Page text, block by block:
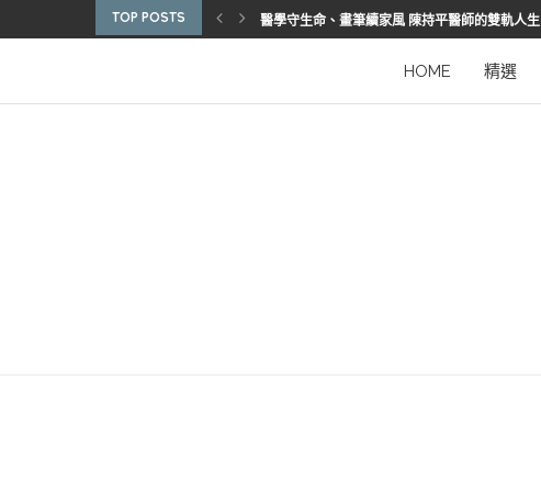
TOP POSTS 醫學守生命、畫筆續家風 陳持平醫師的雙軌人生
2025優秀護理人員表揚 看見疫後醫護堅韌
從臨床到國際舞台 江秉穎醫師的睡眠醫學之路
陳曾基院長：從紅榜少年到偏鄉醫院守望者
臺灣腦健康協會學術研討會 腦疾權威重磅登場
HOME 精選